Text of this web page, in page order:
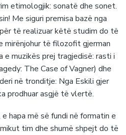
etimologjik: sonatë dhe sonet.
Me siguri premisa bazë nga
të realizuar këtë studim do të
mirënjohur të filozofit gjerman
e muzikës prej tragjedisë: rasti i
The Case of Vagner) dhe
në tronditje: Nga Eskili gjer
prodhuar asgjë të vlertë.
hapa më së fundi në formatin e
tim dhe shumë shpejt do të